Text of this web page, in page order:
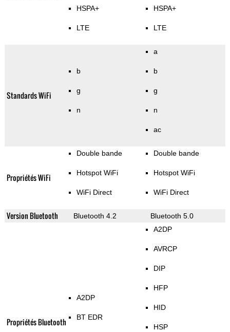
HSPA+
LTE
HSPA+
LTE
Standards WiFi
b
g
n
a
b
g
n
ac
Propriétés WiFi
Double bande
Hotspot WiFi
WiFi Direct
Double bande
Hotspot WiFi
WiFi Direct
Version Bluetooth Bluetooth 4.2 Bluetooth 5.0
Propriétés Bluetooth
A2DP
BT EDR
A2DP
AVRCP
DIP
HFP
HID
HSP